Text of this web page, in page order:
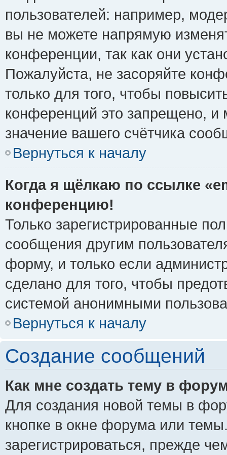
пользователей: например,
вы не можете напрямую
конференции, так как они
Пожалуйста, не засоряйте
только для того, чтобы
конференций это запрещено, и
значение вашего счётчика
Вернуться к началу
Когда я щёлкаю по ссылке
конференцию!
Только зарегистрированные
сообщения другим
форму, и только если
сделано для того, чтобы
системой анонимными
Вернуться к началу
Создание сообщений
Как мне создать тему в
Для создания новой темы в
кнопке в окне форума или
зарегистрироваться, прежде